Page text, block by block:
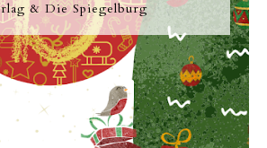
& Die Spiegelburg